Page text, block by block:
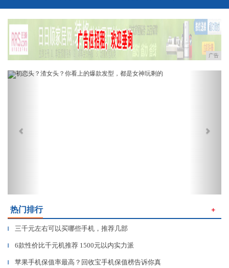
广告
Previous
热门排行 ＋
▎ 三千元左右可以买哪些手机，推荐几部
▎ 6款性价比千元机推荐 1500元以内实力派
▎ 苹果手机保值率最高？回收宝手机保值榜告诉你真